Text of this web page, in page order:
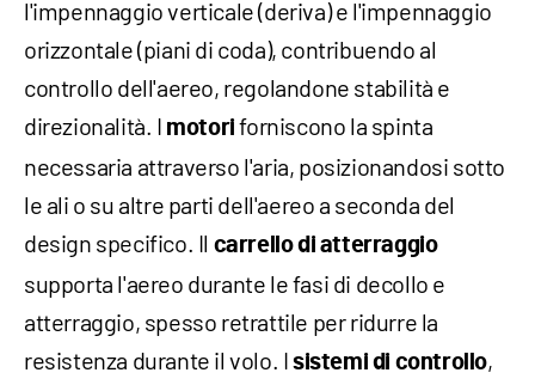
l'impennaggio verticale (deriva) e l'impennaggio
orizzontale (piani di coda), contribuendo al
controllo dell'aereo, regolandone stabilità e
direzionalità. I motori forniscono la spinta
necessaria attraverso l'aria, posizionandosi sotto
le ali o su altre parti dell'aereo a seconda del
design specifico. Il carrello di atterraggio
supporta l'aereo durante le fasi di decollo e
atterraggio, spesso retrattile per ridurre la
resistenza durante il volo. Isistemi di controllo,